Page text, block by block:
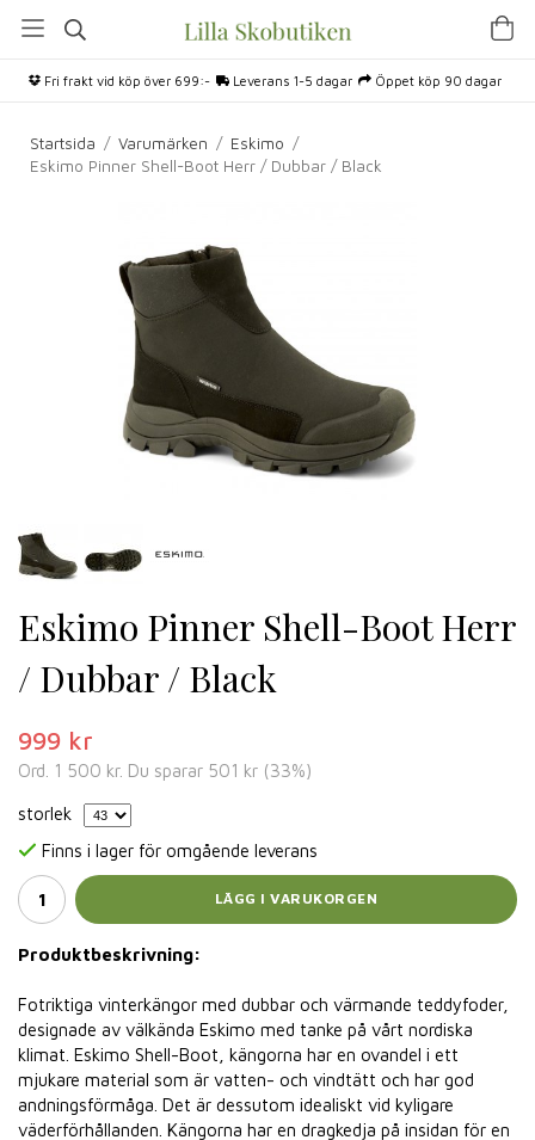
Fri frakt vid köp över 699:- Leverans 1-5 dagar Öppet köp 90 dagar
Startsida / Varumärken / Eskimo /
Eskimo Pinner Shell-Boot Herr / Dubbar / Black
Eskimo Pinner Shell-Boot Herr
/ Dubbar / Black
999 kr
Ord. 1 500 kr. Du sparar 501 kr (33%)
storlek
Finns i lager för omgående leverans
LÄGG I VARUKORGEN
Produktbeskrivning:
Fotriktiga vinterkängor med dubbar och värmande teddyfoder,
designade av välkända Eskimo med tanke på vårt nordiska
klimat. Eskimo Shell-Boot, kängorna har en ovandel i ett
mjukare material som är vatten- och vindtätt och har god
andningsförmåga. Det är dessutom idealiskt vid kyligare
väderförhållanden. Kängorna har en dragkedja på insidan för en